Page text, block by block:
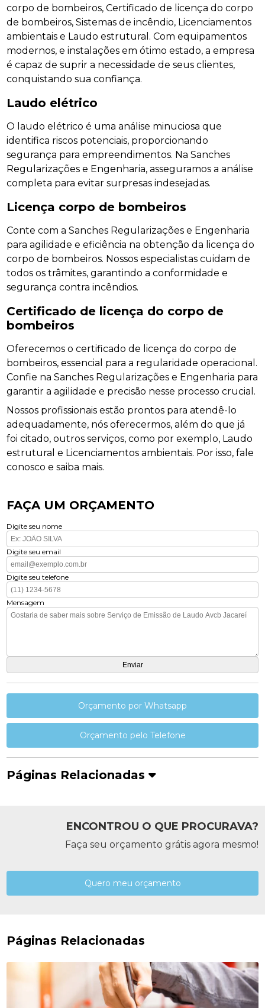
corpo de bombeiros, Certificado de licença do corpo
de bombeiros, Sistemas de incêndio, Licenciamentos
ambientais e Laudo estrutural. Com equipamentos
modernos, e instalações em ótimo estado, a empresa
é capaz de suprir a necessidade de seus clientes,
conquistando sua confiança.
Laudo elétrico
O laudo elétrico é uma análise minuciosa que
identifica riscos potenciais, proporcionando
segurança para empreendimentos. Na Sanches
Regularizações e Engenharia, asseguramos a análise
completa para evitar surpresas indesejadas.
Licença corpo de bombeiros
Conte com a Sanches Regularizações e Engenharia
para agilidade e eficiência na obtenção da licença do
corpo de bombeiros. Nossos especialistas cuidam de
todos os trâmites, garantindo a conformidade e
segurança contra incêndios.
Certificado de licença do corpo de
bombeiros
Oferecemos o certificado de licença do corpo de
bombeiros, essencial para a regularidade operacional.
Confie na Sanches Regularizações e Engenharia para
garantir a agilidade e precisão nesse processo crucial.
Nossos profissionais estão prontos para atendê-lo
adequadamente, nós oferecermos, além do que já
foi citado, outros serviços, como por exemplo, Laudo
estrutural e Licenciamentos ambientais. Por isso, fale
conosco e saiba mais.
FAÇA UM ORÇAMENTO
Digite seu nome
Digite seu email
Digite seu telefone
Mensagem
Orçamento por Whatsapp
Orçamento pelo Telefone
Páginas Relacionadas
ENCONTROU O QUE PROCURAVA?
Faça seu orçamento grátis agora mesmo!
Quero meu orçamento
Páginas Relacionadas